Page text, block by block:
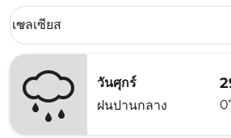
Weather unit option เซลเซียส Selected
เซลเซียส
keyboard_arrow_down
วันศุกร์
ฝนปานกลาง